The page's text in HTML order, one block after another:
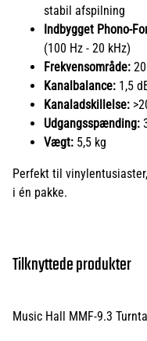
stabil afspilning
Indbygget Phono-
(100 Hz - 20 kHz)
Frekvensområde:
Kanalbalance: 1,5
Kanaladskillelse:
Udgangsspænding:
Vægt: 5,5 kg
Perfekt til
i én pakke.
Tilknyttede produkter
Music Hall MMF-9.3